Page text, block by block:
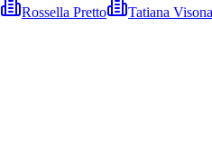
Rossella Pretto Tatiana